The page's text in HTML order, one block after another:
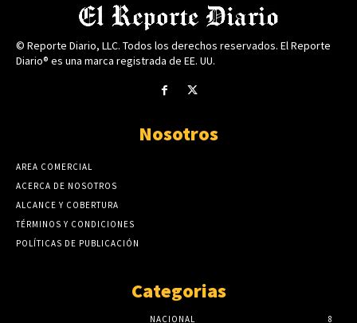
© Reporte Diario, LLC. Todos los derechos reservados. El Reporte
Diario® es una marca registrada de EE. UU.
Nosotros
AREA COMERCIAL
ACERCA DE NOSOTROS
ALCANCE Y COBERTURA
TÉRMINOS Y CONDICIONES
POLÍTICAS DE PUBLICACIÓN
Categorias
NACIONAL 8